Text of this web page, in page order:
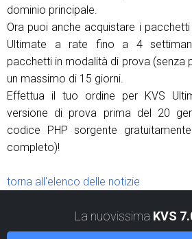
dominio principale.
Ora puoi anche acquistare i
Ultimate a rate fino a 4
pacchetti in modalità di prova (senza
un massimo di 15 giorni.
Effettua il tuo ordine per KVS
versione di prova prima del 20
codice PHP sorgente
completo)!
torna all'elenco delle notizie
La nuovissima KVS